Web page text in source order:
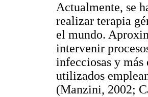
Actualmente, se
realizar terapia
el mundo.
intervenir
infecciosas y más
utilizados
(Manzini, 2002;